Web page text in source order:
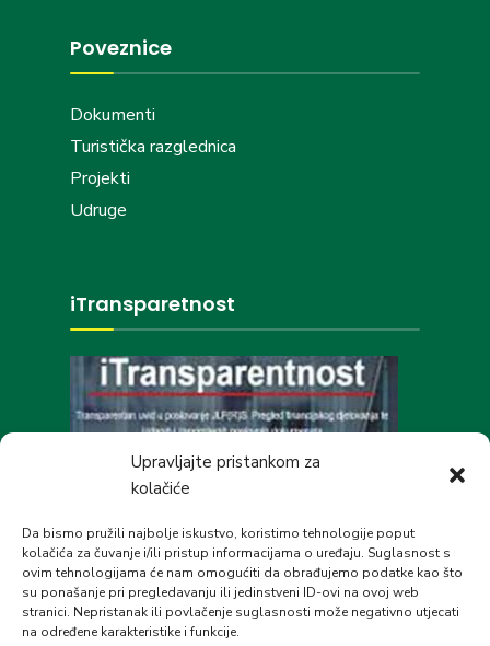
Upravljajte pristankom za
kolačiće
Da bismo pružili najbolje iskustvo, koristimo tehnologije poput
kolačića za čuvanje i/ili pristup informacijama o uređaju. Suglasnost s
ovim tehnologijama će nam omogućiti da obrađujemo podatke kao što
su ponašanje pri pregledavanju ili jedinstveni ID-ovi na ovoj web
stranici. Nepristanak ili povlačenje suglasnosti može negativno utjecati
na određene karakteristike i funkcije.
Poveznice
Dokumenti
Turistička razglednica
Projekti
Udruge
iTransparetnost
Društvene mreže